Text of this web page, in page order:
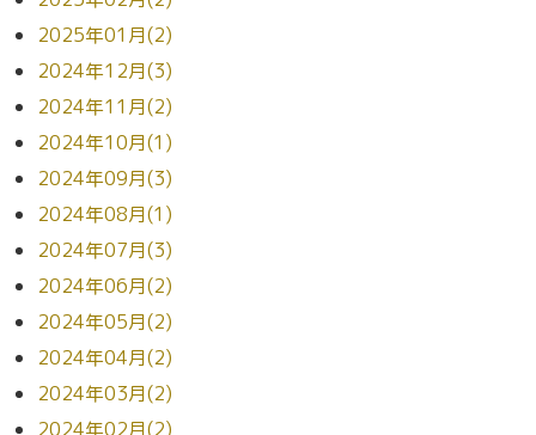
2025年01月(2)
2024年12月(3)
2024年11月(2)
2024年10月(1)
2024年09月(3)
2024年08月(1)
2024年07月(3)
2024年06月(2)
2024年05月(2)
2024年04月(2)
2024年03月(2)
2024年02月(2)